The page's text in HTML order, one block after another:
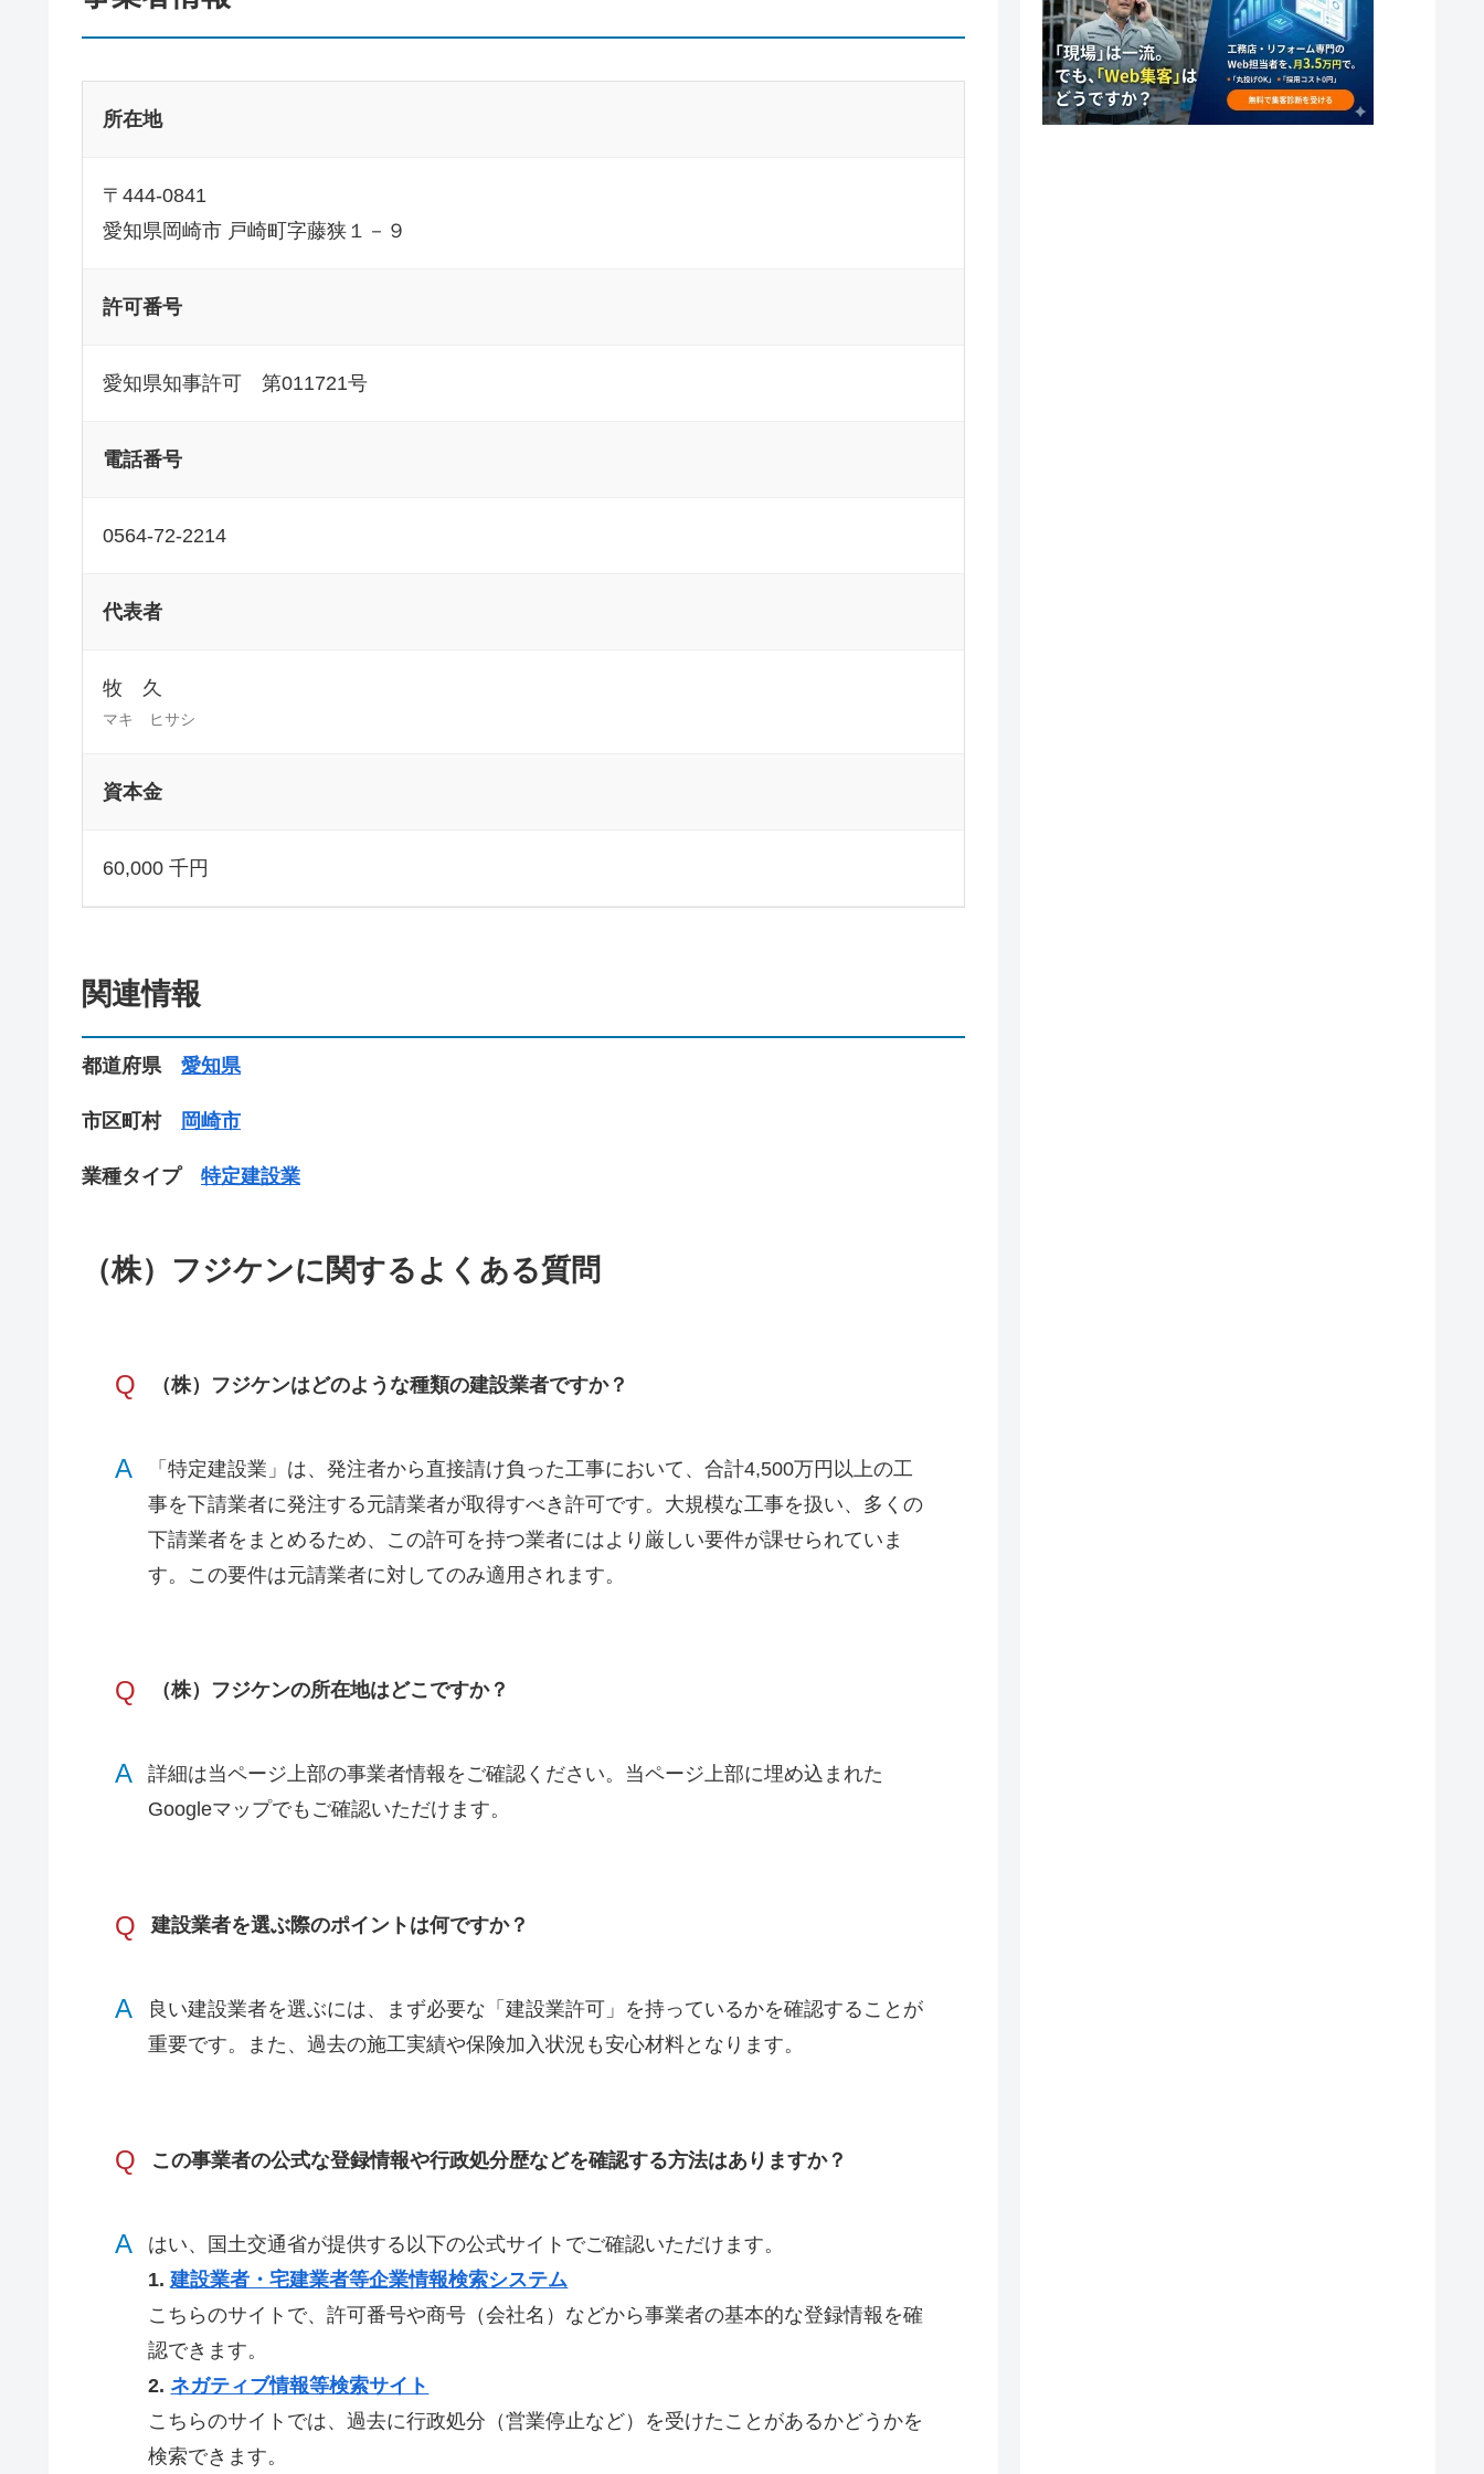
所在地
〒444-0841
愛知県岡崎市 戸崎町字藤狭１－９
許可番号
愛知県知事許可 第011721号
電話番号
0564-72-2214
代表者
牧 久
マキ ヒサシ
資本金
60,000 千円
関連情報
都道府県 愛知県
市区町村 岡崎市
業種タイプ 特定建設業
（株）フジケンに関するよくある質問
Q （株）フジケンはどのような種類の建設業者ですか？
A
「特定建設業」は、発注者から直接請け負った工事において、合計4,500万円以上の工
事を下請業者に発注する元請業者が取得すべき許可です。大規模な工事を扱い、多くの
下請業者をまとめるため、この許可を持つ業者にはより厳しい要件が課せられていま
す。この要件は元請業者に対してのみ適用されます。
Q （株）フジケンの所在地はどこですか？
A
詳細は当ページ上部の事業者情報をご確認ください。当ページ上部に埋め込まれた
Googleマップでもご確認いただけます。
Q 建設業者を選ぶ際のポイントは何ですか？
A
良い建設業者を選ぶには、まず必要な「建設業許可」を持っているかを確認することが
重要です。また、過去の施工実績や保険加入状況も安心材料となります。
Q この事業者の公式な登録情報や行政処分歴などを確認する方法はありますか？
A
はい、国土交通省が提供する以下の公式サイトでご確認いただけます。
1.建設業者・宅建業者等企業情報検索システム
こちらのサイトで、許可番号や商号（会社名）などから事業者の基本的な登録情報を確
認できます。
2.ネガティブ情報等検索サイト
こちらのサイトでは、過去に行政処分（営業停止など）を受けたことがあるかどうかを
検索できます。